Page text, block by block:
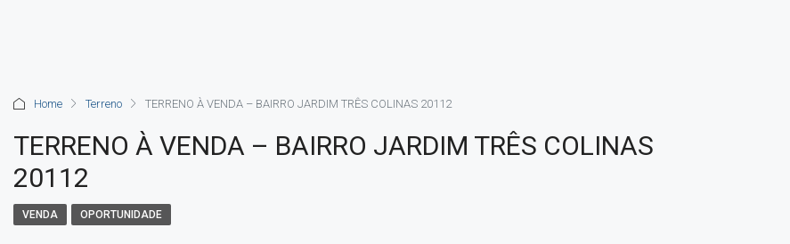
Home Terreno TERRENO À VENDA – BAIRRO JARDIM TRÊS COLINAS 20112
TERRENO À VENDA – BAIRRO JARDIM TRÊS COLINAS
20112
VENDA OPORTUNIDADE